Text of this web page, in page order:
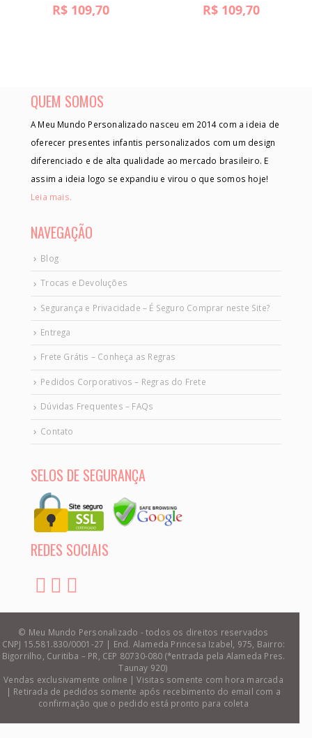
R$109,70 R$109,70
QUEM SOMOS
A Meu Mundo Personalizado nasceu em 2014 com a ideia de
oferecer presentes infantis personalizados com um design
diferenciado e de alta qualidade ao mercado brasileiro. E
assim a ideia logo se expandiu e virou o que somos hoje!
Leia mais.
NAVEGAÇÃO
Blog
Trocas e Devoluções
Segurança e Privacidade – É Seguro Comprar neste Site?
Entrega
Frete Grátis – Conheça as Regras
Pedidos Corporativos – Regras do Frete
Dúvidas Frequentes – FAQs
Contato
SELOS DE SEGURANÇA
REDES SOCIAIS
© Meu Mundo Personalizado - todos os direitos reservados
CNPJ 15.581.830/0001-27 | End. Alameda Princesa Izabel, 975, Bairro:
Bigorrilho, Curitiba – PR, CEP 80730-080 (*entrada pela Alameda Pres.
Taunay 920)
Vendas exclusivamente online | Visitas somente com hora marcada
| Retirada de pedidos somente após recebimento do email com a
confirmação que o pedido está pronto para coleta